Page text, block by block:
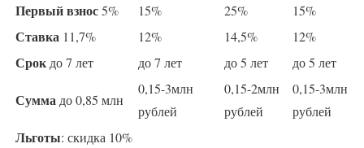
Первый взнос5% 15% 25% 15%
Ставка 11,7% 12% 14,5% 12%
Срокдо 7 лет до 7 лет до 5 лет до 5 лет
Суммадо 0,85 млн
0,15-3млн
рублей
0,15-2млн
рублей
0,15-3млн
рублей
Льготы: скидка 10%